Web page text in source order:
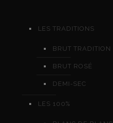
LES TRADITIONS
BRUT TRADITION
BRUT ROSÉ
DEMI-SEC
LES 100%